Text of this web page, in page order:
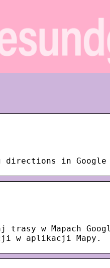
in Google
w Mapach
w aplikacji Mapy.